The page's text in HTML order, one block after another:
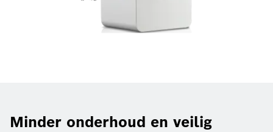
Minder onderhoud en veilig